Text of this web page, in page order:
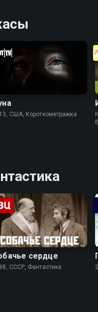
США, Короткометражка
сердце
СССР, Фантастика